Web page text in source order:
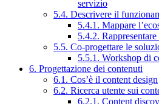
servizio
5.4. Descrivere il
5.4.1. Mappare
5.4.2.
5.5. Co-progettare le
5.5.1. Workshop di
6. Progettazione dei contenuti
6.1. Cos’è il content design
6.2. Ricerca utente sui
6.2.1. Content